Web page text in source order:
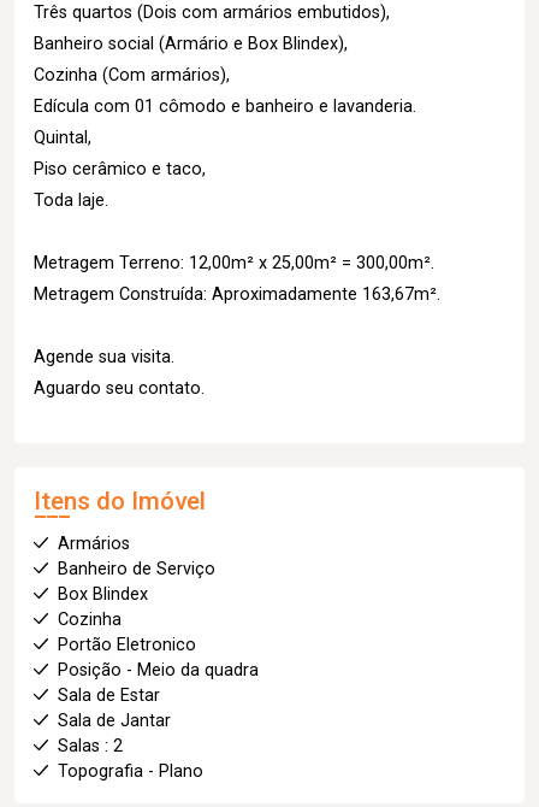
Três quartos (Dois com armários embutidos),
Banheiro social (Armário e Box Blindex),
Cozinha (Com armários),
Edícula com 01 cômodo e banheiro e lavanderia.
Quintal,
Piso cerâmico e taco,
Toda laje.
Metragem Terreno: 12,00m² x 25,00m² = 300,00m².
Metragem Construída: Aproximadamente 163,67m².
Agende sua visita.
Aguardo seu contato.
Itens do Imóvel
Armários
Banheiro de Serviço
Box Blindex
Cozinha
Portão Eletronico
Posição - Meio da quadra
Sala de Estar
Sala de Jantar
Salas : 2
Topografia - Plano